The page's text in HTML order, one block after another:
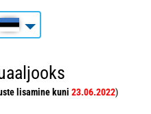
lisamine kuni 23.06.2022)